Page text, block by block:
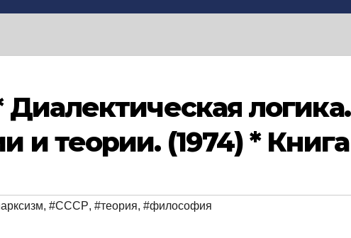
Диалектическая логика.
и теории. (1974) * Книга
, #СССР, #теория, #философия